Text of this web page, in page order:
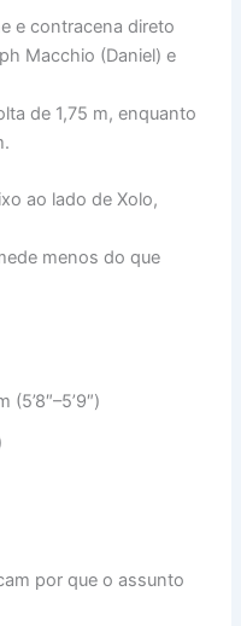
e contracena direto
Macchio (Daniel) e
de 1,75 m, enquanto
ao lado de Xolo,
menos do que
por que o assunto